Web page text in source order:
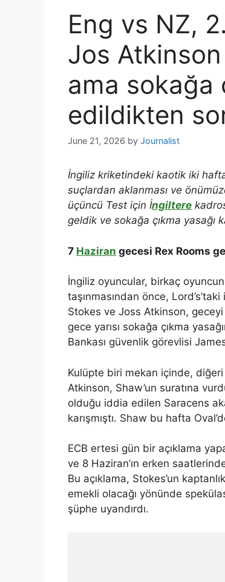
Eng vs NZ,
Jos
ama sokağa
edildikten
June 21, 2026 by Journalist
İngiliz kriketindeki kaotik iki
suçlardan aklanması ve
üçüncü Test için İngiltere
geldik ve sokağa çıkma yasağı
7 Haziran gecesi Rex Rooms
İngiliz oyuncular, birkaç
taşınmasından önce,
Stokes ve Joss Atkinson, geceyi
gece yarısı sokağa çıkma
Bankası güvenlik görevlisi
Kulüpte biri mekan içinde, diğeri
Atkinson, Shaw’un suratına
olduğu iddia edilen Saracens
karışmıştı. Shaw bu hafta
ECB ertesi gün bir açıklama
ve 8 Haziran’ın erken
Bu açıklama, Stokes’un
emekli olacağı yönünde
şüphe uyandırdı.